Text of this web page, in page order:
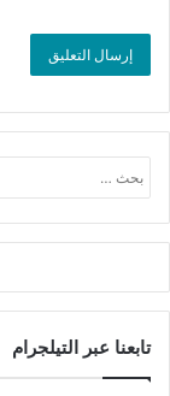
تابعنا عبر التيلجرام